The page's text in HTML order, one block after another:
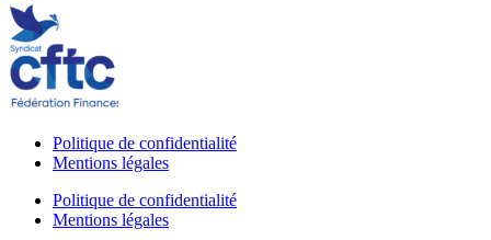
Politique de confidentialité
Mentions légales
Politique de confidentialité
Mentions légales